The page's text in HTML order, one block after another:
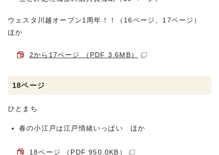
ウェスタ川越オープン1周年！！（16ページ、17ページ）
ほか
2から17ページ （PDF 3.6MB）
18ページ
ひとまち
春の小江戸は江戸情緒いっぱい ほか
18ページ （PDF 950.0KB）